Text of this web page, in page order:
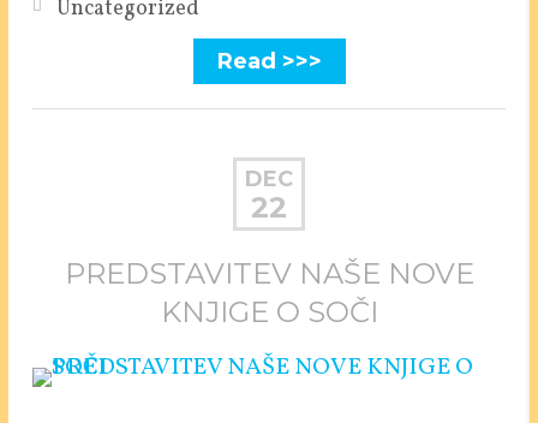
Uncategorized
Read >>>
DEC
22
PREDSTAVITEV NAŠE NOVE
KNJIGE O SOČI